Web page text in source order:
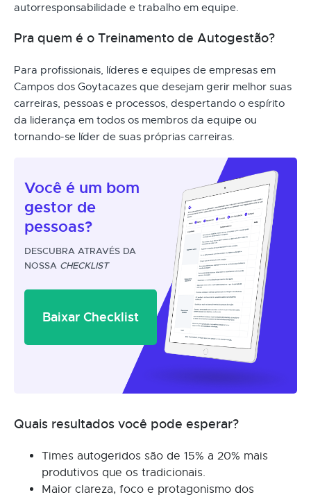
autorresponsabilidade e trabalho em equipe.
Pra quem é o Treinamento de Autogestão?
Para profissionais, líderes e equipes de empresas em
Campos dos Goytacazes que desejam gerir melhor suas
carreiras, pessoas e processos, despertando o espírito
da liderança em todos os membros da equipe ou
tornando-se líder de suas próprias carreiras.
Você é um bom
gestor de
pessoas?
DESCUBRA ATRAVÉS DA
NOSSA CHECKLIST
Baixar Checklist
Quais resultados você pode esperar?
Times autogeridos são de 15% a 20% mais
produtivos que os tradicionais.
Maior clareza, foco e protagonismo dos